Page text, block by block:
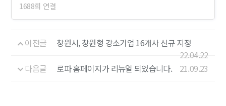
1688회 연결
이전글
창원시, 창원형 강소기업 16개사 신규 지정
22.04.22
다음글
로파 홈페이지가 리뉴얼 되었습니다. 21.09.23